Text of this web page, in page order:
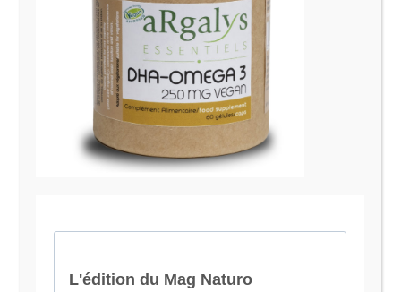
Le Magazine Naturo
Je suis Evy, Naturopathe spécialisée dans
l’accompagnement des femmes en préménopause et
ménopause